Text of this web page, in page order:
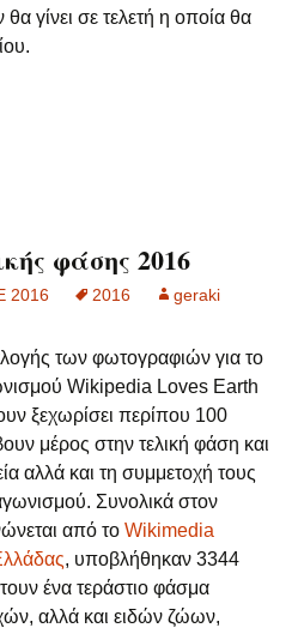
γίνει σε τελετή η οποία θα
φάσης 2016
2016 2016 geraki
των φωτογραφιών για το
Wikipedia Loves Earth
ξεχωρίσει περίπου 100
μέρος στην τελική φάση και
αλλά και τη συμμετοχή τους
Συνολικά στον
από το Wikimedia
, υποβλήθηκαν 3344
ένα τεράστιο φάσμα
αλλά και ειδών ζώων,